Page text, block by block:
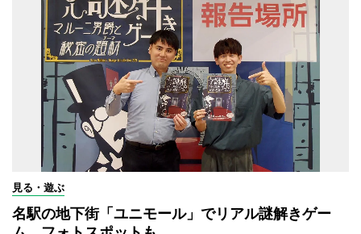
見る・遊ぶ
名駅の地下街「ユニモール」でリアル謎解きゲー